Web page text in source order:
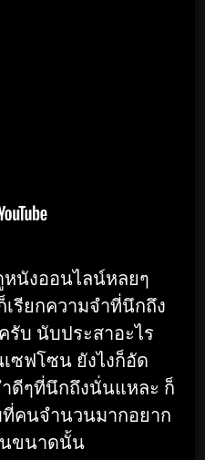
หนังออนไลน์หลยๆ
เรียกความจำที่นึกถึง
รับ นับประสาอะไร
ซฟโซน ยังไงก็อัด
ดีๆที่นึกถึงนั่นแหละ ก็
ที่คนจำนวนมากอยาก
นขนาดนั้น